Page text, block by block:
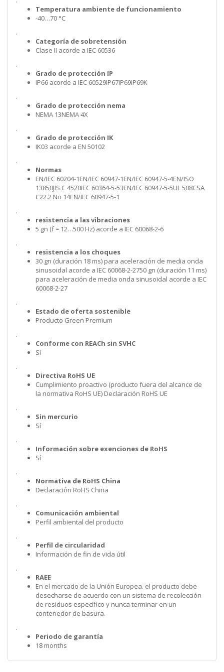
Temperatura ambiente de funcionamiento
-40…70 °C
.
Categoría de sobretensión
Clase II acorde a IEC 60536
.
Grado de protección IP
IP66 acorde a IEC 60529IP67IP69IP69K
.
Grado de protección nema
NEMA 13NEMA 4X
.
Grado de protección IK
IK03 acorde a EN 50102
.
Normas
EN/IEC 60204-1EN/IEC 60947-1EN/IEC 60947-5-4EN/ISO
13850JIS C 4520IEC 60364-5-53EN/IEC 60947-5-5UL 508CSA
C22.2 No 14EN/IEC 60947-5-1
.
resistencia a las vibraciones
5 gn (f = 12…500 Hz) acorde a IEC 60068-2-6
.
resistencia a los choques
30 gn (duración 18 ms) para aceleración de media onda
sinusoidal acorde a IEC 60068-2-2750 gn (duración 11 ms)
para aceleración de media onda sinusoidal acorde a IEC
60068-2-27
.
Estado de oferta sostenible
Producto Green Premium
.
Conforme con REACh sin SVHC
Sí
.
Directiva RoHS UE
Cumplimiento proactivo (producto fuera del alcance de
la normativa RoHS UE) Declaración RoHS UE
.
Sin mercurio
Sí
.
Información sobre exenciones de RoHS
Sí
.
Normativa de RoHS China
Declaración RoHS China
.
Comunicación ambiental
Perfil ambiental del producto
.
Perfil de circularidad
Información de fin de vida útil
.
RAEE
En el mercado de la Unión Europea. el producto debe
desecharse de acuerdo con un sistema de recolección
de residuos específico y nunca terminar en un
contenedor de basura.
.
Periodo de garantía
18 months